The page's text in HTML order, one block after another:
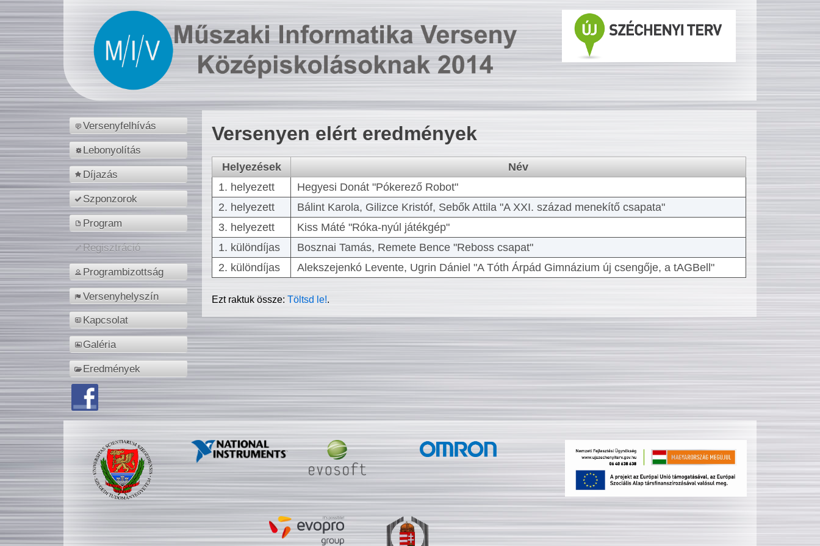
Versenyfelhívás
Lebonyolítás
Díjazás
Szponzorok
Program
Regisztráció
Programbizottság
Versenyhelyszín
Kapcsolat
Galéria
Eredmények
Versenyen elért eredmények
Helyezések
Név
1. helyezett
Hegyesi Donát "Pókerező Robot"
2. helyezett
Bálint Karola, Gilizce Kristóf, Sebők Attila "A XXI. század menekítő csapata"
3. helyezett
Kiss Máté "Róka-nyúl játékgép"
1. különdíjas
Bosznai Tamás, Remete Bence "Reboss csapat"
2. különdíjas
Alekszejenkó Levente, Ugrin Dániel "A Tóth Árpád Gimnázium új csengője, a tAGBell"
Ezt raktuk össze:Töltsd le!.